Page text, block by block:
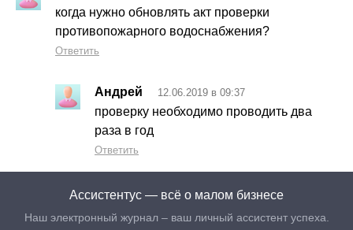
когда нужно обновлять акт проверки
противопожарного водоснабжения?
Ответить
Андрей 12.06.2019 в 09:37
проверку необходимо проводить два
раза в год
Ответить
Ассистентус — всё о малом бизнесе
Наш электронный журнал – ваш личный ассистент успеха.